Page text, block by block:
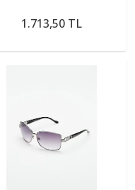
1.713,50 TL